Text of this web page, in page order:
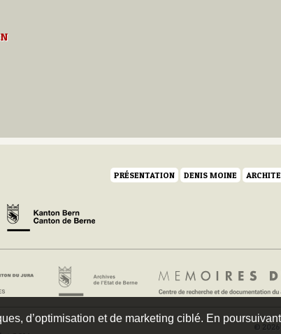
PRÉSENTATION DENIS MOINE
©
d’optimisation et de marketing ciblé. En